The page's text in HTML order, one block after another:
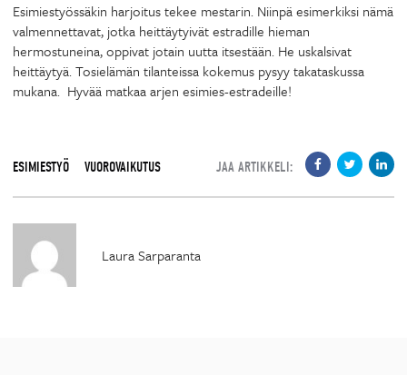
Esimiestyössäkin harjoitus tekee mestarin. Niinpä esimerkiksi nämä
valmennettavat, jotka heittäytyivät estradille hieman
hermostuneina, oppivat jotain uutta itsestään. He uskalsivat
heittäytyä. Tosielämän tilanteissa kokemus pysyy takataskussa
mukana. Hyvää matkaa arjen esimies-estradeille!
ESIMIESTYÖ VUOROVAIKUTUS JAA ARTIKKELI:
Laura Sarparanta